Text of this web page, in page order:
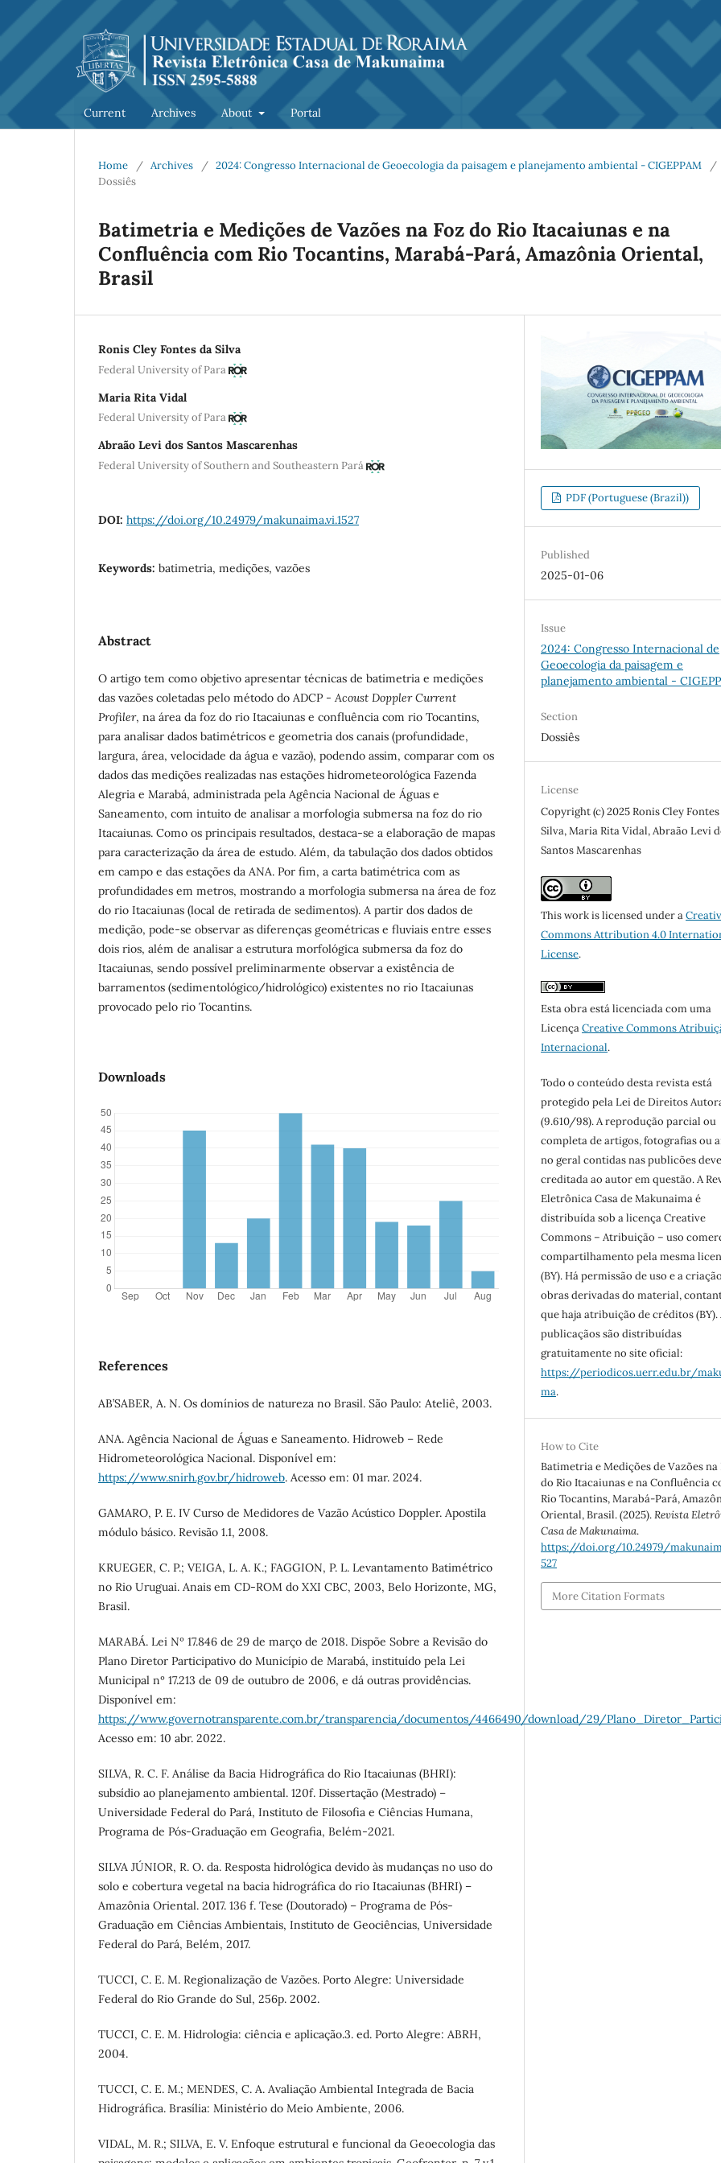
Current Archives About Portal
Home / Archives / 2024: Congresso Internacional de Geoecologia da paisagem e planejamento ambiental - CIGEPPAM
/
Dossiês
Batimetria e Medições de Vazões na Foz do Rio Itacaiunas e na
Confluência com Rio Tocantins, Marabá-Pará, Amazônia Oriental,
Brasil
Ronis Cley Fontes da Silva
Federal University of Para
Maria Rita Vidal
Federal University of Para
Abraão Levi dos Santos Mascarenhas
Federal University of Southern and Southeastern Pará
DOI: https://doi.org/10.24979/makunaima.vi.1527
Keywords: batimetria, medições, vazões
Abstract
O artigo tem como objetivo apresentar técnicas de batimetria e medições
das vazões coletadas pelo método do ADCP - Acoust Doppler Current
Profiler, na área da foz do rio Itacaiunas e confluência com rio Tocantins,
para analisar dados batimétricos e geometria dos canais (profundidade,
largura, área, velocidade da água e vazão), podendo assim, comparar com os
dados das medições realizadas nas estações hidrometeorológica Fazenda
Alegria e Marabá, administrada pela Agência Nacional de Águas e
Saneamento, com intuito de analisar a morfologia submersa na foz do rio
Itacaiunas. Como os principais resultados, destaca-se a elaboração de mapas
para caracterização da área de estudo. Além, da tabulação dos dados obtidos
em campo e das estações da ANA. Por fim, a carta batimétrica com as
profundidades em metros, mostrando a morfologia submersa na área de foz
do rio Itacaiunas (local de retirada de sedimentos). A partir dos dados de
medição, pode-se observar as diferenças geométricas e fluviais entre esses
dois rios, além de analisar a estrutura morfológica submersa da foz do
Itacaiunas, sendo possível preliminarmente observar a existência de
barramentos (sedimentológico/hidrológico) existentes no rio Itacaiunas
provocado pelo rio Tocantins.
Downloads
References
AB’SABER, A. N. Os domínios de natureza no Brasil. São Paulo: Ateliê, 2003.
ANA. Agência Nacional de Águas e Saneamento. Hidroweb – Rede
Hidrometeorológica Nacional. Disponível em:
https://www.snirh.gov.br/hidroweb. Acesso em: 01 mar. 2024.
GAMARO, P. E. IV Curso de Medidores de Vazão Acústico Doppler. Apostila
módulo básico. Revisão 1.1, 2008.
KRUEGER, C. P.; VEIGA, L. A. K.; FAGGION, P. L. Levantamento Batimétrico
no Rio Uruguai. Anais em CD-ROM do XXI CBC, 2003, Belo Horizonte, MG,
Brasil.
MARABÁ. Lei Nº 17.846 de 29 de março de 2018. Dispõe Sobre a Revisão do
Plano Diretor Participativo do Município de Marabá, instituído pela Lei
Municipal nº 17.213 de 09 de outubro de 2006, e dá outras providências.
Disponível em:
https://www.governotransparente.com.br/transparencia/documentos/4466490/download/29/
Acesso em: 10 abr. 2022.
SILVA, R. C. F. Análise da Bacia Hidrográfica do Rio Itacaiunas (BHRI):
subsídio ao planejamento ambiental. 120f. Dissertação (Mestrado) –
Universidade Federal do Pará, Instituto de Filosofia e Ciências Humana,
Programa de Pós-Graduação em Geografia, Belém-2021.
SILVA JÚNIOR, R. O. da. Resposta hidrológica devido às mudanças no uso do
solo e cobertura vegetal na bacia hidrográfica do rio Itacaiunas (BHRI) –
Amazônia Oriental. 2017. 136 f. Tese (Doutorado) – Programa de Pós-
Graduação em Ciências Ambientais, Instituto de Geociências, Universidade
Federal do Pará, Belém, 2017.
TUCCI, C. E. M. Regionalização de Vazões. Porto Alegre: Universidade
Federal do Rio Grande do Sul, 256p. 2002.
TUCCI, C. E. M. Hidrologia: ciência e aplicação.3. ed. Porto Alegre: ABRH,
2004.
TUCCI, C. E. M.; MENDES, C. A. Avaliação Ambiental Integrada de Bacia
Hidrográfica. Brasília: Ministério do Meio Ambiente, 2006.
VIDAL, M. R.; SILVA, E. V. Enfoque estrutural e funcional da Geoecologia das
PDF (Portuguese (Brazil))
Published
2025-01-06
Issue
2024: Congresso Internacional de
Geoecologia da paisagem e
planejamento ambiental -
Section
Dossiês
License
Copyright (c) 2025 Ronis Cley
Silva, Maria Rita Vidal, Abraão Levi
Santos Mascarenhas
This work is licensed under a
Commons Attribution 4.0
License.
Esta obra está licenciada com uma
LicençaCreative Commons
Internacional.
Todo o conteúdo desta revista está
protegido pela Lei de Direitos
(9.610/98). A reprodução parcial ou
completa de artigos, fotografias ou
no geral contidas nas publicões
creditada ao autor em questão. A
Eletrônica Casa de Makunaima é
distribuída sob a licença Creative
Commons – Atribuição – uso
compartilhamento pela mesma
(BY). Há permissão de uso e a
obras derivadas do material,
que haja atribuição de créditos (BY).
publicaçãos são distribuídas
gratuitamente no site oficial:
https://periodicos.uerr.edu.br/
ma.
How to Cite
Batimetria e Medições de Vazões na
do Rio Itacaiunas e na Confluência
Rio Tocantins, Marabá-Pará,
Oriental, Brasil. (2025).Revista
Casa de Makunaima.
https://doi.org/10.24979/
527
More Citation Formats